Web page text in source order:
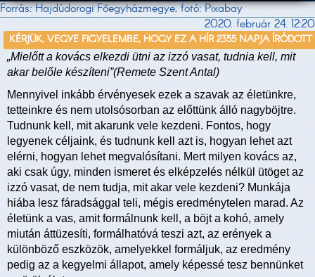
Forrás: Hajdúdorogi Főegyházmegye, fotó: Pixabay
2020. február 24. 12:20
KÉRJÜK, VEGYE FIGYELEMBE, HOGY EZ A HÍR 2355 NAPJA ÍRÓDOTT
„Mielőtt a kovács elkezdi ütni az izzó vasat, tudnia kell, mit
akar belőle készíteni”(Remete Szent Antal)
Mennyivel inkább érvényesek ezek a szavak az életünkre,
tetteinkre és nem utolsósorban az előttünk álló nagyböjtre.
Tudnunk kell, mit akarunk vele kezdeni. Fontos, hogy
legyenek céljaink, és tudnunk kell azt is, hogyan lehet azt
elérni, hogyan lehet megvalósítani. Mert milyen kovács az,
aki csak úgy, minden ismeret és elképzelés nélkül ütöget az
izzó vasat, de nem tudja, mit akar vele kezdeni? Munkája
hiába lesz fáradsággal teli, mégis eredménytelen marad. Az
életünk a vas, amit formálnunk kell, a böjt a kohó, amely
miután áttüzesíti, formálhatóvá teszi azt, az erények a
különböző eszközök, amelyekkel formáljuk, az eredmény
pedig az a kegyelmi állapot, amely képessé tesz bennünket